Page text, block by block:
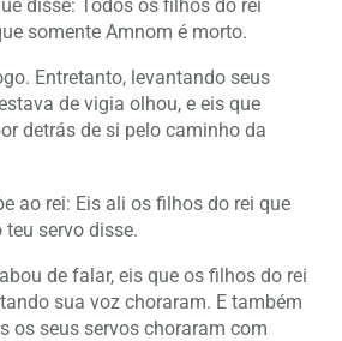
disse: Todos os filhos do rei
somente Amnom é morto.
Entretanto, levantando seus
de vigia olhou, e eis que
detrás de si pelo caminho da
ao rei: Eis ali os filhos do rei que
servo disse.
de falar, eis que os filhos do rei
sua voz choraram. E também
os seus servos choraram com